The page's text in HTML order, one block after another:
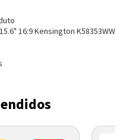
16:9 Kensington K58353WW